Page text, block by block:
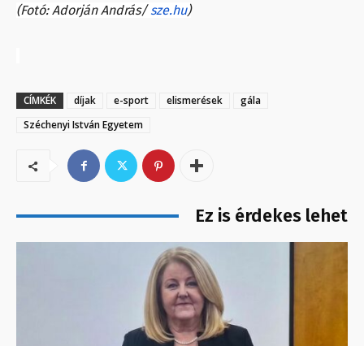
(Fotó: Adorján András/sze.hu)
CÍMKÉK díjak e-sport elismerések
gála
Széchenyi István Egyetem
Ez is érdekes lehet